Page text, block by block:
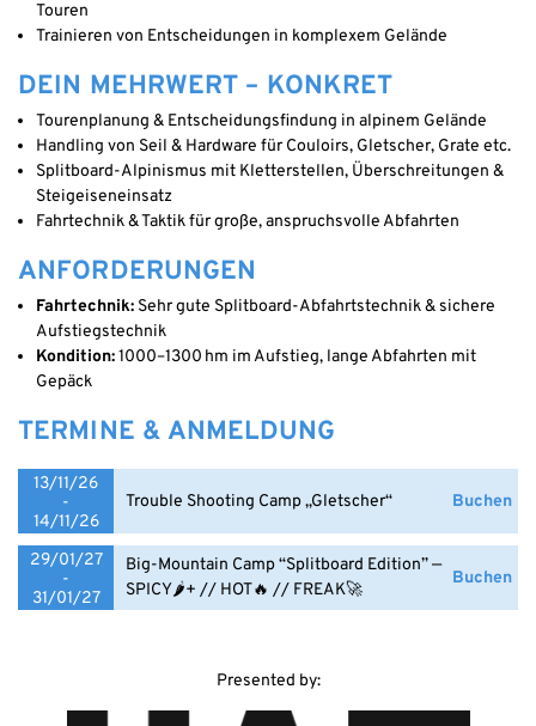
Touren
Trainieren von Entscheidungen in komplexem Gelände
DEIN MEHRWERT – KONKRET
Tourenplanung & Entscheidungsfindung in alpinem Gelände
Handling von Seil & Hardware für Couloirs, Gletscher, Grate etc.
Splitboard-Alpinismus mit Kletterstellen, Überschreitungen &
Steigeiseneinsatz
Fahrtechnik & Taktik für große, anspruchsvolle Abfahrten
ANFORDERUNGEN
Fahrtechnik: Sehr gute Splitboard-Abfahrtstechnik & sichere
Aufstiegstechnik
Kondition:1000–1300 hm im Aufstieg, lange Abfahrten mit
Gepäck
TERMINE & ANMELDUNG
13/11/26
-
14/11/26
Trouble Shooting Camp „Gletscher“ Buchen
29/01/27
-
31/01/27
Big-Mountain Camp “Splitboard Edition” —
SPICY🌶️+ // HOT🔥 // FREAK🚀
Buchen
Presented by: